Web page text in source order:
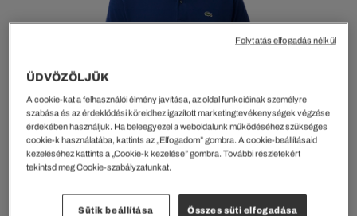
ÜDVÖZÖLJÜK
A cookie-kat a felhasználói élmény javítása, az oldal funkcióinak személyre
szabása és az érdeklődési köreidhez igazított marketingtevékenységek végzése
érdekében használjuk. Ha beleegyezel a weboldalunk működéséhez szükséges
cookie-k használatába, kattints az „Elfogadom” gombra. A cookie-beállításaid
kezeléséhez kattints a „Cookie-k kezelése” gombra. További részletekért
tekintsd meg Cookie-szabályzatunkat.
Sütik beállítása Összes süti elfogadása
Folytatás elfogadás nélkül